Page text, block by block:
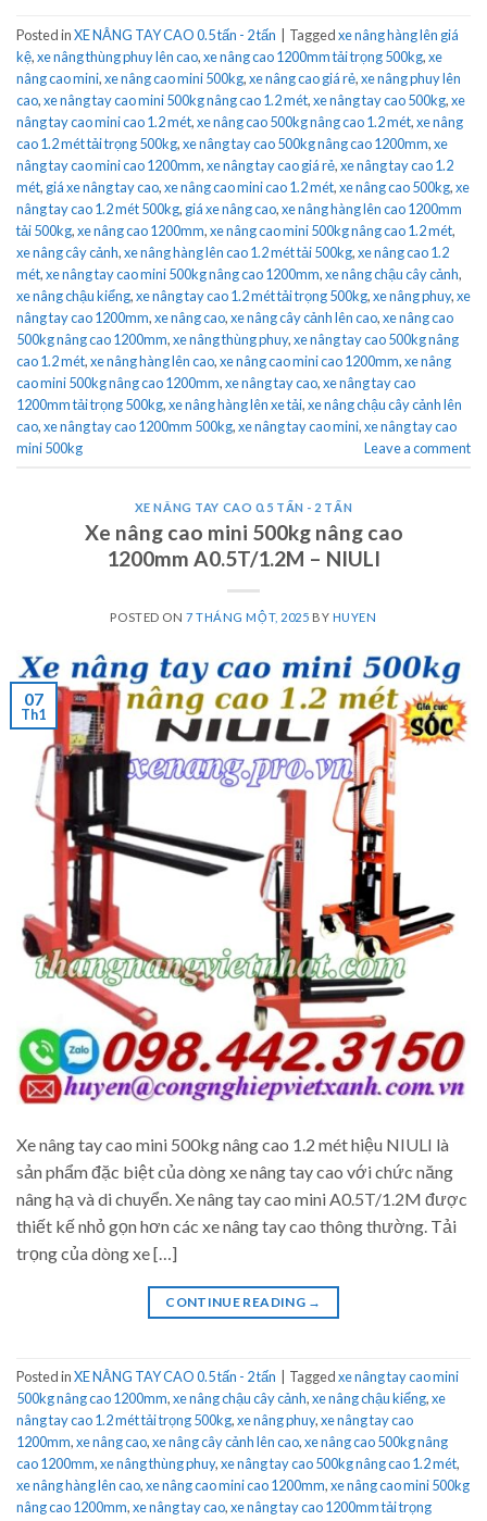
Posted inXE NÂNG TAY CAO 0.5 tấn - 2 tấn Taggedxe nâng hàng lên giá
kệ,xe nâng thùng phuy lên cao,xe nâng cao 1200mm tải trọng 500kg,xe
nâng cao mini,xe nâng cao mini 500kg,xe nâng cao giá rẻ,xe nâng phuy lên
cao,xe nâng tay cao mini 500kg nâng cao 1.2 mét,xe nâng tay cao 500kg,xe
nâng tay cao mini cao 1.2 mét,xe nâng cao 500kg nâng cao 1.2 mét,xe nâng
cao 1.2 mét tải trọng 500kg,xe nâng tay cao 500kg nâng cao 1200mm,xe
nâng tay cao mini cao 1200mm,xe nâng tay cao giá rẻ,xe nâng tay cao 1.2
mét, giá xe nâng tay cao,xe nâng cao mini cao 1.2 mét,xe nâng cao 500kg,xe
nâng tay cao 1.2 mét 500kg, giá xe nâng cao,xe nâng hàng lên cao 1200mm
tải 500kg,xe nâng cao 1200mm,xe nâng cao mini 500kg nâng cao 1.2 mét,
xe nâng cây cảnh,xe nâng hàng lên cao 1.2 mét tải 500kg,xe nâng cao 1.2
mét,xe nâng tay cao mini 500kg nâng cao 1200mm,xe nâng chậu cây cảnh,
xe nâng chậu kiểng,xe nâng tay cao 1.2 mét tải trọng 500kg,xe nâng phuy,xe
nâng tay cao 1200mm,xe nâng cao,xe nâng cây cảnh lên cao,xe nâng cao
500kg nâng cao 1200mm,xe nâng thùng phuy,xe nâng tay cao 500kg nâng
cao 1.2 mét,xe nâng hàng lên cao,xe nâng cao mini cao 1200mm,xe nâng
cao mini 500kg nâng cao 1200mm,xe nâng tay cao,xe nâng tay cao
1200mm tải trọng 500kg,xe nâng hàng lên xe tải,xe nâng chậu cây cảnh lên
cao,xe nâng tay cao 1200mm 500kg,xe nâng tay cao mini,xe nâng tay cao
mini 500kg
Leave a comment
XE NÂNG TAY CAO 0.5 TẤN - 2 TẤN
Xe nâng cao mini 500kg nâng cao
1200mm A0.5T/1.2M – NIULI
POSTED ON 7 THÁNG MỘT, 2025 BY HUYEN
07
Th1
Xe nâng tay cao mini 500kg nâng cao 1.2 mét hiệu NIULI là
sản phẩm đặc biệt của dòng xe nâng tay cao với chức năng
nâng hạ và di chuyển. Xe nâng tay cao mini A0.5T/1.2M được
thiết kế nhỏ gọn hơn các xe nâng tay cao thông thường. Tải
trọng của dòng xe […]
CONTINUE READING →
Posted inXE NÂNG TAY CAO 0.5 tấn - 2 tấn Taggedxe nâng tay cao mini
500kg nâng cao 1200mm,xe nâng chậu cây cảnh,xe nâng chậu kiểng,xe
nâng tay cao 1.2 mét tải trọng 500kg,xe nâng phuy,xe nâng tay cao
1200mm,xe nâng cao,xe nâng cây cảnh lên cao,xe nâng cao 500kg nâng
cao 1200mm,xe nâng thùng phuy,xe nâng tay cao 500kg nâng cao 1.2 mét,
xe nâng hàng lên cao,xe nâng cao mini cao 1200mm,xe nâng cao mini 500kg
nâng cao 1200mm,xe nâng tay cao,xe nâng tay cao 1200mm tải trọng